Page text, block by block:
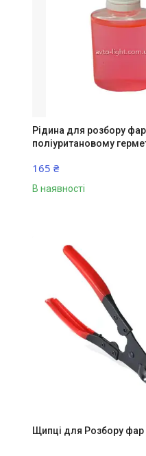
Рідина для розбору
поліуритановому
165 ₴
В наявності
Щипці для Розбору фар